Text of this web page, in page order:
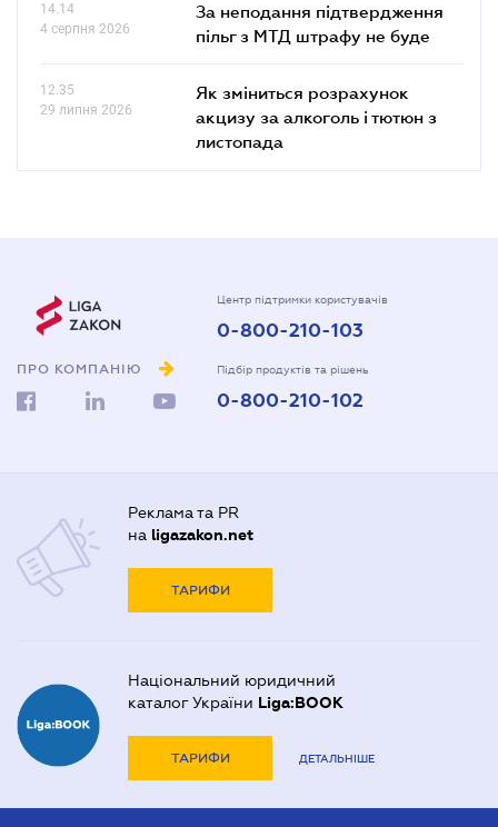
14.14
4 серпня 2026
За неподання підтвердження
пільг з МТД штрафу не буде
12.35
29 липня 2026
Як зміниться розрахунок
акцизу за алкоголь і тютюн з
листопада
ПРО КОМПАНІЮ
Центр підтримки користувачів
0-800-210-103
Підбір продуктів та рішень
0-800-210-102
Реклама та PR
на ligazakon.net
ТАРИФИ
Національний юридичний
каталог України Liga:BOOK
ТАРИФИ ДЕТАЛЬНІШЕ